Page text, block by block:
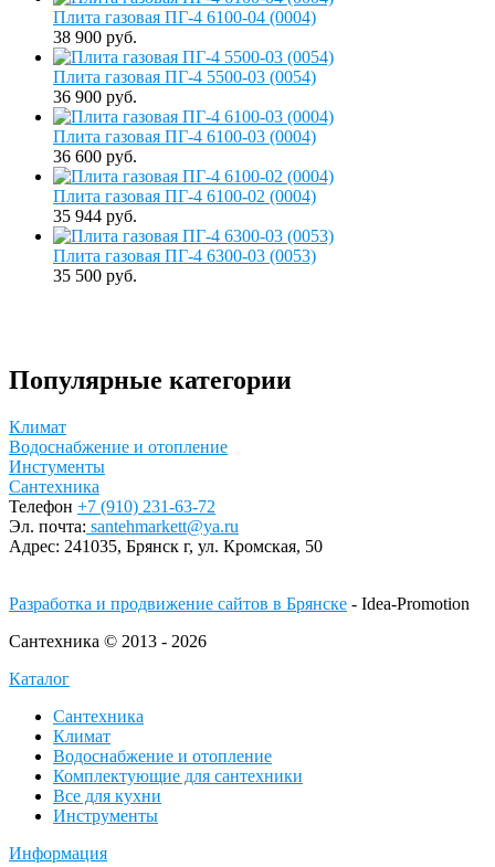
Плита газовая ПГ-4 6100-04 (0004)
38 900 руб.
Плита газовая ПГ-4 5500-03 (0054)
36 900 руб.
Плита газовая ПГ-4 6100-03 (0004)
36 600 руб.
Плита газовая ПГ-4 6100-02 (0004)
35 944 руб.
Плита газовая ПГ-4 6300-03 (0053)
35 500 руб.
Популярные категории
Климат
Водоснабжение и отопление
Инстументы
Сантехника
Телефон +7 (910) 231-63-72
Эл. почта: santehmarkett@ya.ru
Адрес: 241035, Брянск г, ул. Кромская, 50
Разработка и продвижение сайтов в Брянске - Idea-Promotion
Сантехника © 2013 - 2026
Каталог
Сантехника
Климат
Водоснабжение и отопление
Комплектующие для сантехники
Все для кухни
Инструменты
Информация